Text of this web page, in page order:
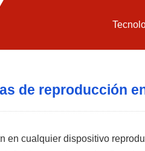
de reproducción
en cualquier dispositivo